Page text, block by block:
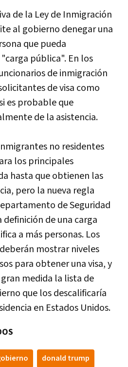
de la Ley de Inmigración
al gobierno denegar una
que pueda
pública". En los
de inmigración
de visa como
es probable que
de la asistencia.
no residentes
los principales
hasta que obtienen las
pero la nueva regla
de Seguridad
de una carga
a más personas. Los
mostrar niveles
para obtener una visa, y
medida la lista de
que los descalificaría
en Estados Unidos.
donald trump